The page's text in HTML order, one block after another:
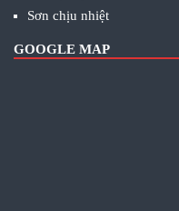
Sơn chịu nhiệt
GOOGLE MAP